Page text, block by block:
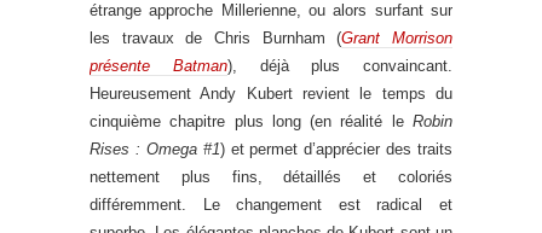
étrange approche Millerienne, ou alors surfant sur
les travaux de Chris Burnham (Grant Morrison
présente Batman), déjà plus convaincant.
Heureusement Andy Kubert revient le temps du
cinquième chapitre plus long (en réalité le Robin
Rises : Omega #1) et permet d’apprécier des traits
nettement plus fins, détaillés et coloriés
différemment. Le changement est radical et